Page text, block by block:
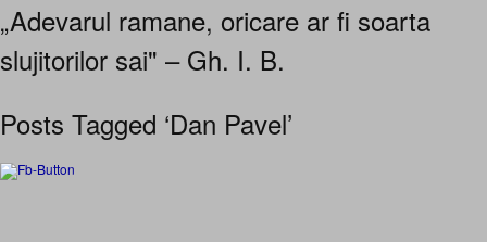
„Adevarul ramane, oricare ar fi soarta
slujitorilor sai" – Gh. I. B.
Posts Tagged ‘Dan Pavel’